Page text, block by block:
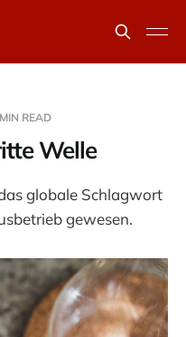
READ
Welle
globale Schlagwort
gewesen.